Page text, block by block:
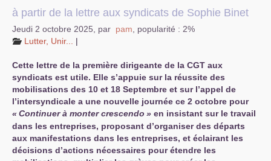
à partir de la lettre aux syndicats de Sophie Binet
Jeudi 2 octobre 2025 par pam
popularité : 2%
Lutter, Unir...
|
Cette lettre de la première dirigeante de la CGT aux
syndicats est utile. Elle s’appuie sur la réussite des
mobilisations des 10 et 18 Septembre et sur l’appel de
l’intersyndicale a une nouvelle journée ce 2 octobre pour
«Continuer à monter crescendo » en insistant sur le travail
dans les entreprises, proposant d’organiser des départs
aux manifestations dans les entreprises, et éclairant les
décisions d’actions nécessaires pour étendre les